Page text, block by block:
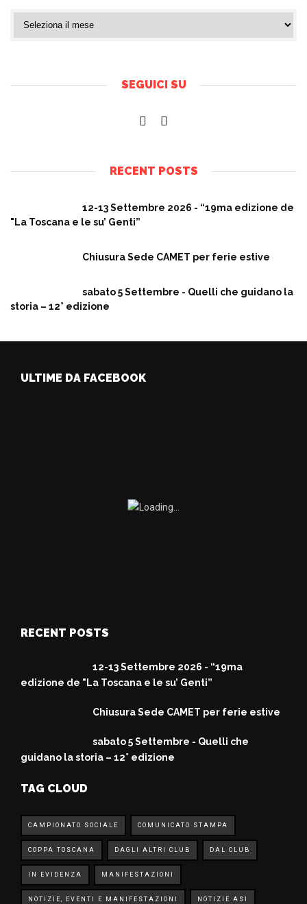
SEGUICI SU
RECENT POSTS
12-13 Settembre 2026 - “19ma edizione de
"La Toscana e le su’ Genti”
Chiusura Sede CAMET per ferie estive
sabato 5 Settembre - Quelli che guidano la
storia – 12° edizione
ULTIME DA FACEBOOK
RECENT POSTS
12-13 Settembre 2026 - “19ma
edizione de "La Toscana e le su’ Genti”
Chiusura Sede CAMET per ferie estive
sabato 5 Settembre - Quelli che
guidano la storia – 12° edizione
TAG CLOUD
CAMPIONATO SOCIALE COMUNICATO STAMPA
COPPA TOSCANA DAGLI ALTRI CLUB DAL CLUB
IN EVIDENZA MANIFESTAZIONI
NOTIZIE, EVENTI E MANIFESTAZIONI NOTIZIE ASI